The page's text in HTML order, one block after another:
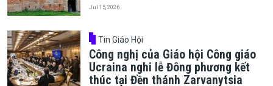
Jul 15, 2026
Tin Giáo Hội
Công nghị của Giáo hội Công giáo
Ucraina nghi lễ Đông phương kết
thúc tại Đền thánh Zarvanytsia